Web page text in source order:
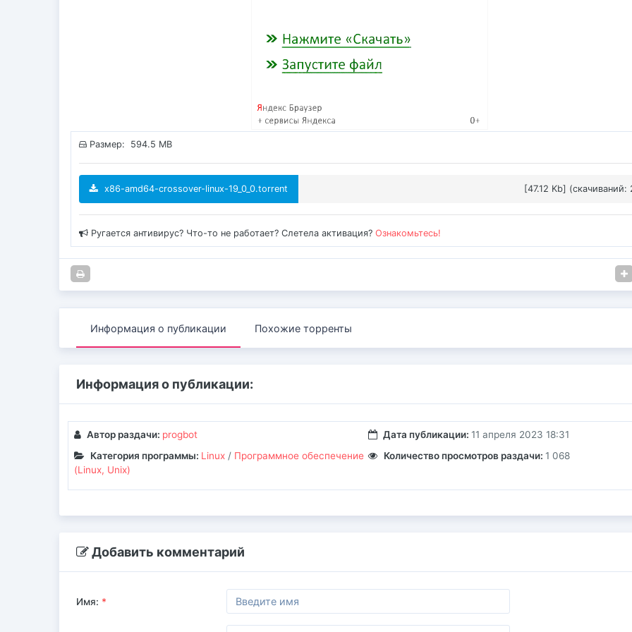
Размер: 594.5 MB
x86-amd64-crossover-linux-19_0_0.torrent [47.12 Kb] (cкачиваний:
Ругается антивирус? Что-то не работает? Слетела активация?Ознакомьтесь!
Информация о публикации Похожие торренты
Информация о публикации:
Автор раздачи: progbot Дата публикации: 11 апреля 2023 18:31
Категория программы: Linux / Программное обеспечение
(Linux, Unix)
Количество просмотров раздачи: 1 068
Добавить комментарий
Имя: *